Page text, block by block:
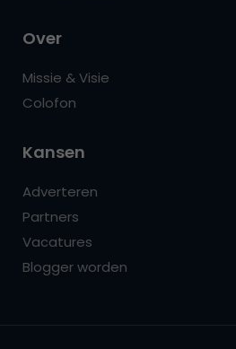
Over
Missie & Visie
Colofon
Kansen
Adverteren
Partners
Vacatures
Blogger worden